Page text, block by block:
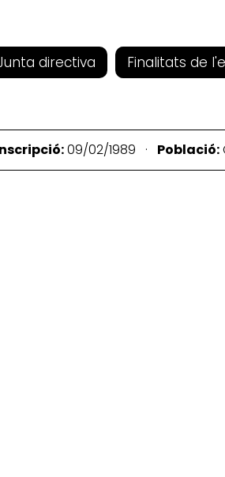
directiva Finalitats de
09/02/1989 · Població: